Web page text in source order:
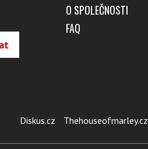
O SPOLEČNOSTI
FAQ
Diskus.cz Thehouseofmarley.cz